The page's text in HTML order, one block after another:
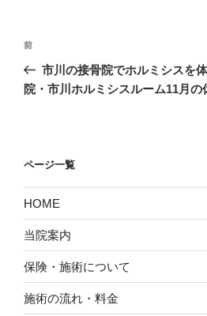
投
ナ
シ
ョ
ン
過
去
の
前
市川の接骨院でホルミシスを
院・市川ホルミシスルーム11月の
ページ一覧
HOME
当院案内
保険・施術について
施術の流れ・料金